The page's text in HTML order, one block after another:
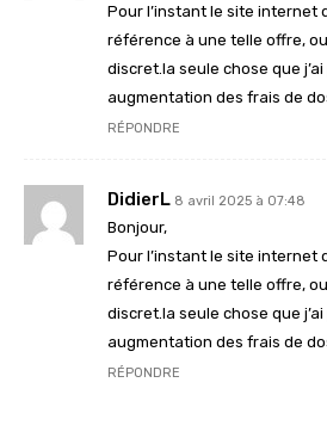
Pour l’instant le site internet
référence à une telle offre,
discret.la seule chose que
augmentation des frais de
RÉPONDRE
DidierL 8 avril 2025 à 07:48
Bonjour,
Pour l’instant le site internet
référence à une telle offre,
discret.la seule chose que
augmentation des frais de
RÉPONDRE